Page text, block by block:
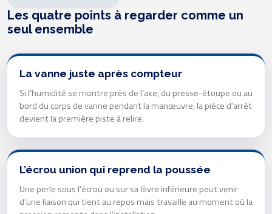
Les quatre points à regarder comme un
seul ensemble
La vanne juste après compteur
Si l’humidité se montre près de l’axe, du presse-étoupe ou au
bord du corps de vanne pendant la manœuvre, la pièce d’arrêt
devient la première piste à relire.
L’écrou union qui reprend la poussée
Une perle sous l’écrou ou sur sa lèvre inférieure peut venir
d’une liaison qui tient au repos mais travaille au moment où la